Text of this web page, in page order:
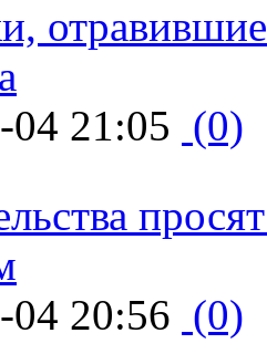
04 21:05 (0)
04 20:56 (0)